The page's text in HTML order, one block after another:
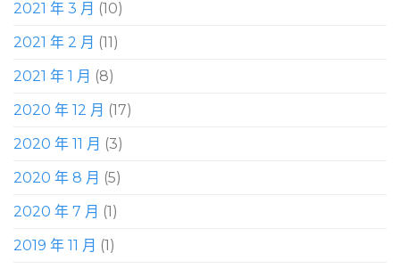
2021 年 3 月 (10)
2021 年 2 月 (11)
2021 年 1 月 (8)
2020 年 12 月 (17)
2020 年 11 月 (3)
2020 年 8 月 (5)
2020 年 7 月 (1)
2019 年 11 月 (1)